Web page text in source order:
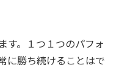
す。１つ１つのパフォ
に勝ち続けることはで